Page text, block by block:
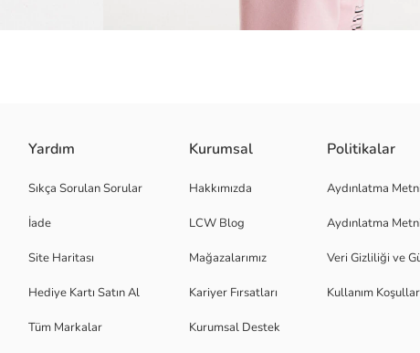
gösterebilir.) Boy: 35 cm (1-3 cm arası değişkenlik gösterebilir.)
bulunmaktadır 2 Bölmeli Ürünlerin renk ve dokuları stüdyo
Yardım
Sıkça Sorulan Sorular
İade
Site Haritası
Hediye Kartı Satın Al
Tüm Markalar
Kurumsal
Hakkımızda
LCW Blog
Mağazalarımız
Kariyer Fırsatları
Kurumsal Destek
Politikalar
Aydınlatma Metni
Aydınlatma
Veri Gizliliği ve
Kullanım